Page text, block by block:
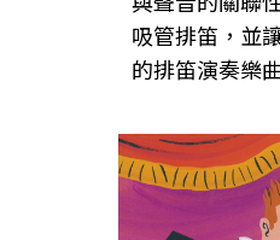
吸管排笛，並
的排笛演奏樂